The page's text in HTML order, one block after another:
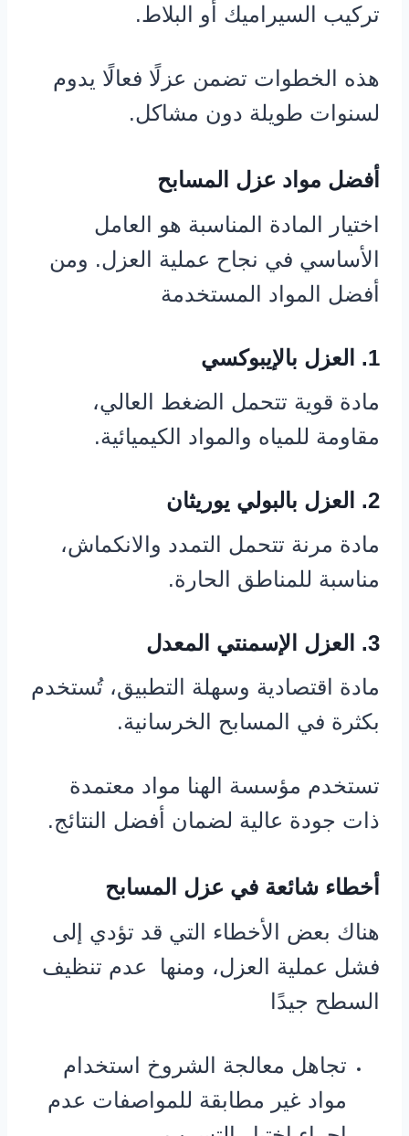
تركيب السيراميك أو البلاط.
هذه الخطوات تضمن عزلًا فعالًا يدوم
لسنوات طويلة دون مشاكل.
أفضل مواد عزل المسابح
اختيار المادة المناسبة هو العامل
الأساسي في نجاح عملية العزل. ومن
أفضل المواد المستخدمة
1. العزل بالإيبوكسي
مادة قوية تتحمل الضغط العالي،
مقاومة للمياه والمواد الكيميائية.
2. العزل بالبولي يوريثان
مادة مرنة تتحمل التمدد والانكماش،
مناسبة للمناطق الحارة.
3. العزل الإسمنتي المعدل
مادة اقتصادية وسهلة التطبيق، تُستخدم
بكثرة في المسابح الخرسانية.
تستخدم مؤسسة الهنا مواد معتمدة
ذات جودة عالية لضمان أفضل النتائج.
أخطاء شائعة في عزل المسابح
هناك بعض الأخطاء التي قد تؤدي إلى
فشل عملية العزل، ومنها عدم تنظيف
السطح جيدًا
تجاهل معالجة الشروخ استخدام
مواد غير مطابقة للمواصفات عدم